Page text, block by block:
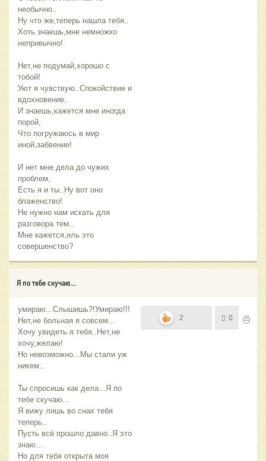
необычно..
Ну что же,теперь нашла тебя..
Хоть знаешь,мне немножко
непривычно!
Нет,не подумай,хорошо с
тобой!
Уют я чувствую..Спокойствие и
вдохновение..
И знаешь,кажется мне иногда
порой,
Что погружаюсь в мир
иной,забвение!
И нет мне дела до чужих
проблем,
Есть я и ты..Ну вот оно
блаженство!
Не нужно нам искать для
разговора тем..
Мне кажется,иль это
совершенство?
Я по тебе скучаю...
умираю...Слышишь?!Умираю!!!
Нет,не больная я совсем...
Хочу увидеть я тебя..Нет,не
хочу,желаю!
Но невозможно...Мы стали уж
никем..
Ты спросишь как дела...Я по
тебе скучаю...
Я вижу лишь во снах тебя
теперь..
Пусть всё прошло давно..Я это
знаю...
Но для тебя открыта моя
2 0